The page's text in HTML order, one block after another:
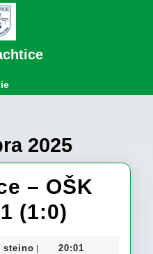
Login
Button
2025
– OŠK
(1:0)
steinosteino20:01